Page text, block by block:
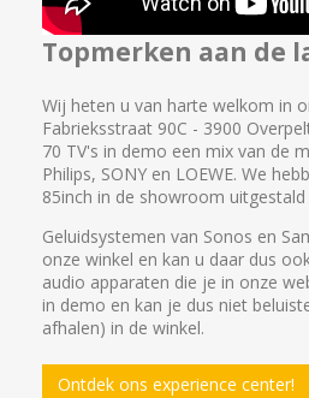
Topmerken aan de
Wij heten u van harte welkom in
Fabrieksstraat 90C - 3900
70 TV's in demo een mix van de
Philips, SONY en LOEWE. We
85inch in de showroom uitgestald
Geluidsystemen van Sonos en
onze winkel en kan u daar dus
audio apparaten die je in onze
in demo en kan je dus niet
afhalen) in de winkel.
Ontdek ons experience center!